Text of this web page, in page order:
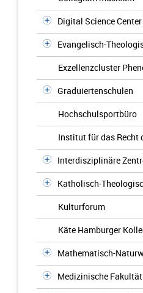
Digital Science Center
Evangelisch-
Exzellenzcluster
Graduiertenschulen
Hochschulsportbüro
Institut für das Recht
Interdisziplinäre
Katholisch-
Kulturforum
Käte Hamburger
Mathematisch-
Medizinische Fakultät